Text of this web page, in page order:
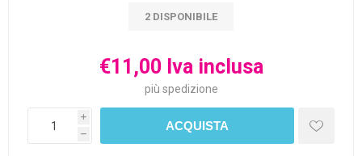
2 DISPONIBILE
€11,00 Iva inclusa
più spedizione
i
h